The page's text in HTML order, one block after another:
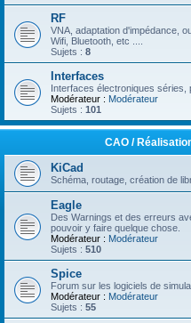
RF
VNA, adaptation d'impédance,
Wifi, Bluetooth, etc ....
Sujets : 8
Interfaces
Interfaces électroniques séries,
Modérateur : Modérateur
Sujets : 101
CAO /
KiCad
Schéma, routage, création de
Eagle
Des Warnings et des erreurs
pouvoir y faire quelque chose.
Modérateur : Modérateur
Sujets : 510
Spice
Forum sur les logiciels de
Modérateur : Modérateur
Sujets : 55